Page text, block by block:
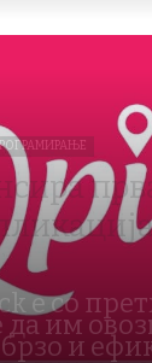
е со
да им
и